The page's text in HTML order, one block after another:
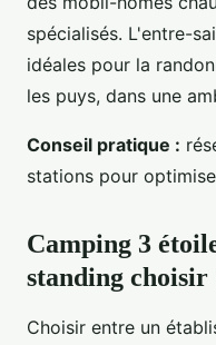
spécialisés. L'entre-
idéales pour la
les puys, dans une
Conseil pratique :
stations pour
Camping 3
standing choisir
Choisir entre un